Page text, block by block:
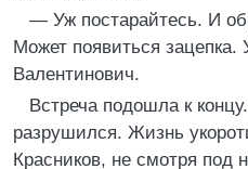
— Уж постарайтесь. И
Может появиться
Валентинович.
Встреча подошла к
разрушился. Жизнь
Красников, не смотря под